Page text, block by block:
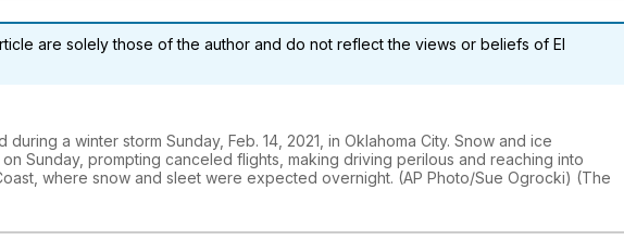
are solely those of the author and do not reflect the views or beliefs of El
a winter storm Sunday, Feb. 14, 2021, in Oklahoma City. Snow and ice
Sunday, prompting canceled flights, making driving perilous and reaching into
where snow and sleet were expected overnight. (AP Photo/Sue Ogrocki) (The